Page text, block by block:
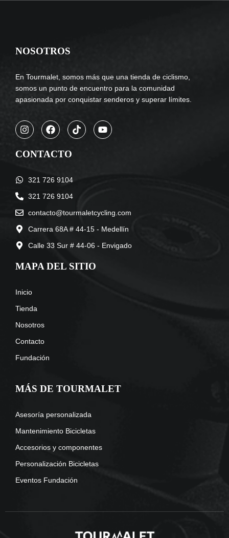
NOSOTROS
En Tourmalet, somos más que una tienda de ciclismo,
somos un punto de encuentro para la comunidad
apasionada por conquistar senderos y superar límites.
CONTACTO
321 726 9104
321 726 9104
contacto@tourmaletcycling.com
Carrera 68A # 44-15 - Medellín
Calle 33 Sur # 44-06 - Envigado
MAPA DEL SITIO
Inicio
Tienda
Nosotros
Contacto
Fundación
MÁS DE TOURMALET
Asesoría personalizada
Mantenimiento Bicicletas
Accesorios y componentes
Personalización Bicicletas
Eventos Fundación